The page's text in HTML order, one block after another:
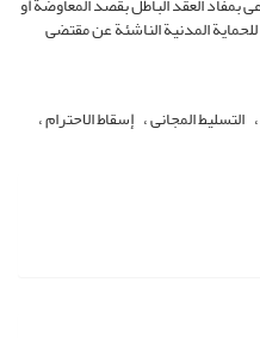
للحمایة المدنیة الناشئة عن مقتضى
التسلیط المجانی إسقاط الاحترام